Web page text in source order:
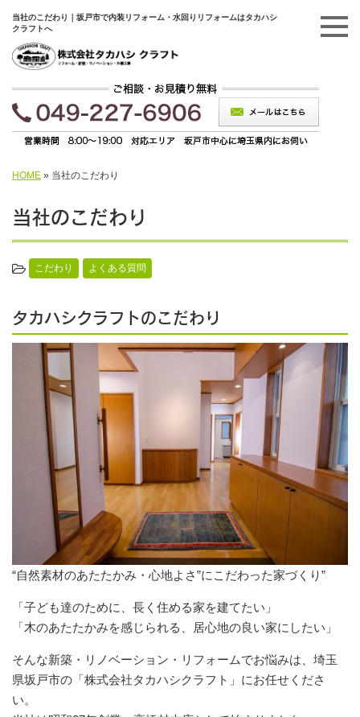
当社のこだわり｜坂戸市で内装リフォーム・水回りリフォームはタカハシ
クラフトへ
HOME » 当社のこだわり
当社のこだわり
こだわり よくある質問
タカハシクラフトのこだわり
“自然素材のあたたかみ・心地よさ”にこだわった家づくり”
「子ども達のために、長く住める家を建てたい」
「木のあたたかみを感じられる、居心地の良い家にしたい」
そんな新築・リノベーション・リフォームでお悩みは、埼玉
県坂戸市の「株式会社タカハシクラフト」にお任せくださ
い。